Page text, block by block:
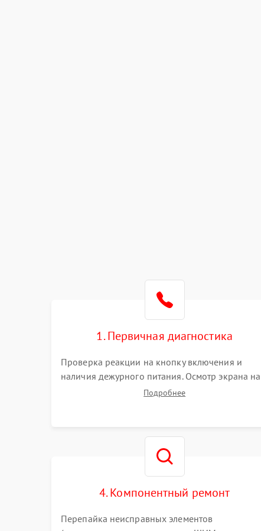
1. Первичная диагностика
Проверка реакции на кнопку включения и
наличия дежурного питания. Осмотр экрана на
механические повреждения. Подключение к ПК
Подробнее
4. Компонентный ремонт
Перепайка неисправных элементов